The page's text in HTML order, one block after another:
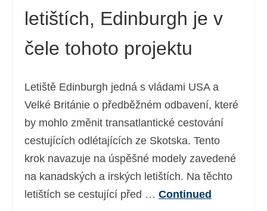
letištích, Edinburgh je v
čele tohoto projektu
Letiště Edinburgh jedná s vládami USA a
Velké Británie o předběžném odbavení, které
by mohlo změnit transatlantické cestování
cestujících odlétajících ze Skotska. Tento
krok navazuje na úspěšné modely zavedené
na kanadských a irských letištích. Na těchto
letištích se cestující před … Continued